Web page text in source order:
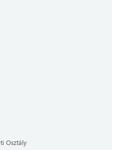
Osztály